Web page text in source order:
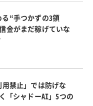
“手つかずの3領
金がまだ稼げていな
用禁止」では防げな
「シャドーAI」5つの